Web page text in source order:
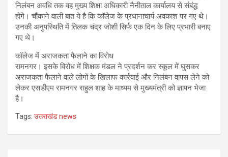
निलंबन अवधि तक वह मुख्य शिक्षा अधिकारी नैनीताल कार्यालय से संबंद्ध
होंगे। चौंकाने वाली बात ये है कि कॉलेज के प्रधानाचार्य अवकाश पर गए थे।
उनकी अनुपस्थिति में तिलक चंद्र जोशी सिर्फ एक दिन के लिए प्रभारी बनाए
गए थे।
कॉलेज में अराजकता फैलाने का विरोध
रामनगर। इसके विरोध में शिक्षक मंडल ने प्रदर्शन कर स्कूल में घुसकर
अराजकता फैलाने वाले लोगों के खिलाफ कार्रवाई और निलंबन वापस लेने को
लेकर एसडीएम रामनगर राहुल शाह के माध्यम से मुख्यमंत्री को ज्ञापन भेजा
है।
Tags: उत्तराखंड news